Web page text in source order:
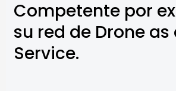
Competente por
su red de Drone as
Service.